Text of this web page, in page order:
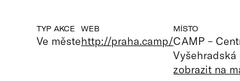
TYP AKCE
Ve měste
WEB
http://praha.camp/
MÍSTO
CAMP –
Vyšehradská
zobrazit na